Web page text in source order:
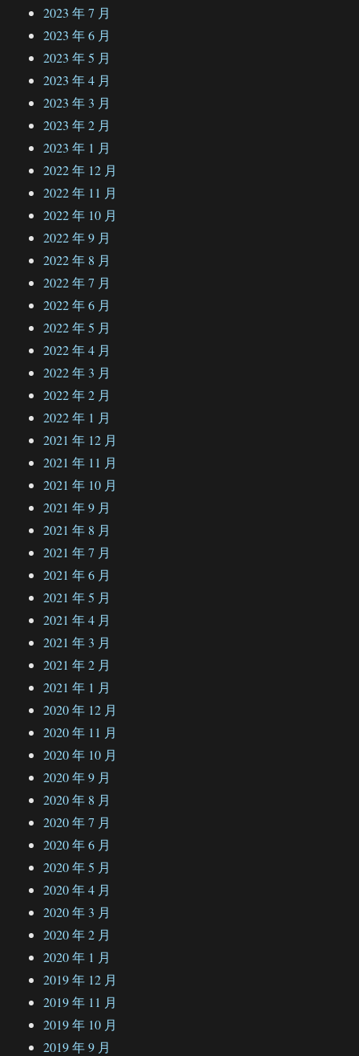
2023 年 7 月
2023 年 6 月
2023 年 5 月
2023 年 4 月
2023 年 3 月
2023 年 2 月
2023 年 1 月
2022 年 12 月
2022 年 11 月
2022 年 10 月
2022 年 9 月
2022 年 8 月
2022 年 7 月
2022 年 6 月
2022 年 5 月
2022 年 4 月
2022 年 3 月
2022 年 2 月
2022 年 1 月
2021 年 12 月
2021 年 11 月
2021 年 10 月
2021 年 9 月
2021 年 8 月
2021 年 7 月
2021 年 6 月
2021 年 5 月
2021 年 4 月
2021 年 3 月
2021 年 2 月
2021 年 1 月
2020 年 12 月
2020 年 11 月
2020 年 10 月
2020 年 9 月
2020 年 8 月
2020 年 7 月
2020 年 6 月
2020 年 5 月
2020 年 4 月
2020 年 3 月
2020 年 2 月
2020 年 1 月
2019 年 12 月
2019 年 11 月
2019 年 10 月
2019 年 9 月